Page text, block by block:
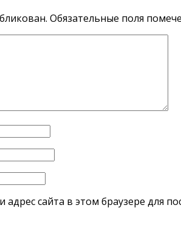
Обязательные поля
адрес сайта в этом браузере для